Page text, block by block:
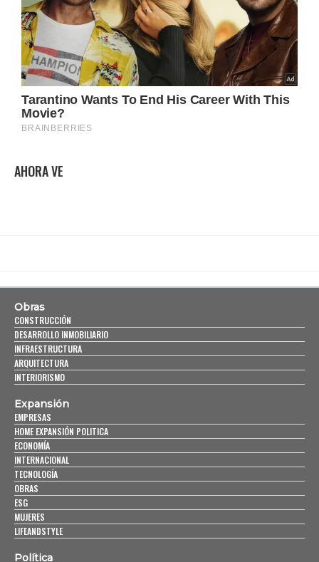
AHORA VE
Obras
CONSTRUCCIÓN
DESARROLLO INMOBILIARIO
INFRAESTRUCTURA
ARQUITECTURA
INTERIORISMO
Expansión
EMPRESAS
HOME EXPANSIÓN POLITICA
ECONOMÍA
INTERNACIONAL
TECNOLOGÍA
OBRAS
ESG
MUJERES
LIFEANDSTYLE
Política